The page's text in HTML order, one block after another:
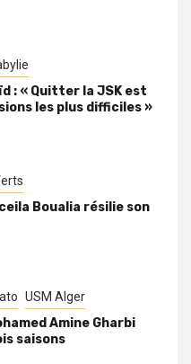
: « Quitter la JSK est
les plus difficiles »
Boualia résilie son
USM Alger
Amine Gharbi
saisons